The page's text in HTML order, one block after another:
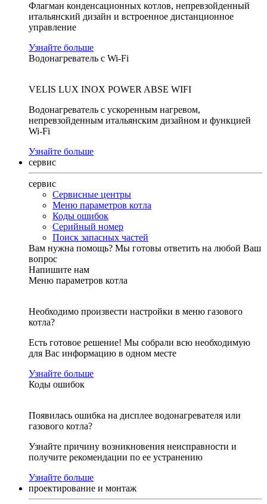
Флагман конденсационных котлов, непревзойденный
итальянский дизайн и встроенное дистанционное
управление
Узнайте больше
Водонагреватель с Wi-Fi
VELIS LUX INOX POWER ABSE WIFI
Водонагреватель с ускоренным нагревом,
непревзойденным итальянским дизайном и функцией
Wi-Fi
Узнайте больше
сервис
сервис
Сервисные центры
Меню параметров котла
Коды ошибок
Серийный номер
Поиск запасных частей
Вам нужна помощь? Мы готовы ответить на любой Ваш
вопрос
Напишите нам
Меню параметров котла
Необходимо произвести настройки в меню газового
котла?
Есть готовое решение! Мы собрали всю необходимую
для Вас информацию в одном месте
Узнайте больше
Коды ошибок
Появилась ошибка на дисплее водонагревателя или
газового котла?
Узнайте причину возникновения неисправности и
получите рекомендации по ее устранению
Узнайте больше
проектирование и монтаж